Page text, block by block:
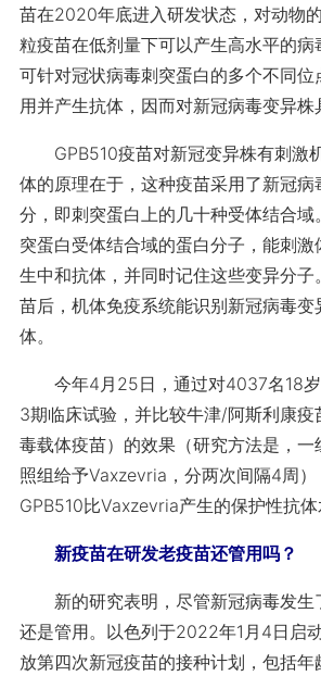
苗在2020年底进入研发状态，对动物
粒疫苗在低剂量下可以产生高水平的
可针对冠状病毒刺突蛋白的多个不同
用并产生抗体，因而对新冠病毒变异株
GPB510疫苗对新冠变异株有刺激
体的原理在于，这种疫苗采用了新冠病
分，即刺突蛋白上的几十种受体结合域
突蛋白受体结合域的蛋白分子，能刺
生中和抗体，并同时记住这些变异分子
苗后，机体免疫系统能识别新冠病毒变
体。
今年4月25日，通过对4037名18岁
3期临床试验，并比较牛津/阿斯利康
毒载体疫苗）的效果（研究方法是，一
照组给予Vaxzevria，分两次间隔4周）
GPB510比Vaxzevria产生的保护性抗体
新疫苗在研发老疫苗还管用吗？
新的研究表明，尽管新冠病毒发生
还是管用。以色列于2022年1月4日启
放第四次新冠疫苗的接种计划，包括